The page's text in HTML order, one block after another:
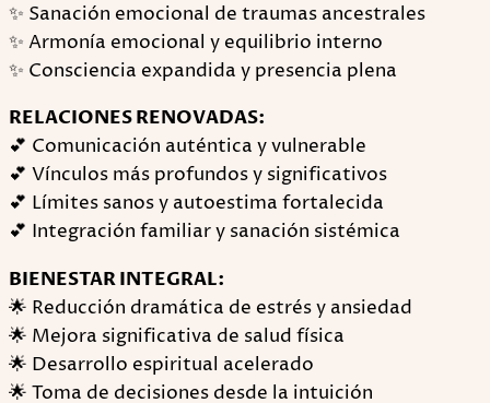
✨ Sanación emocional de traumas ancestrales
✨ Armonía emocional y equilibrio interno
✨ Consciencia expandida y presencia plena
RELACIONES RENOVADAS:
💕 Comunicación auténtica y vulnerable
💕 Vínculos más profundos y significativos
💕 Límites sanos y autoestima fortalecida
💕 Integración familiar y sanación sistémica
BIENESTAR INTEGRAL:
🌟 Reducción dramática de estrés y ansiedad
🌟 Mejora significativa de salud física
🌟 Desarrollo espiritual acelerado
🌟 Toma de decisiones desde la intuición